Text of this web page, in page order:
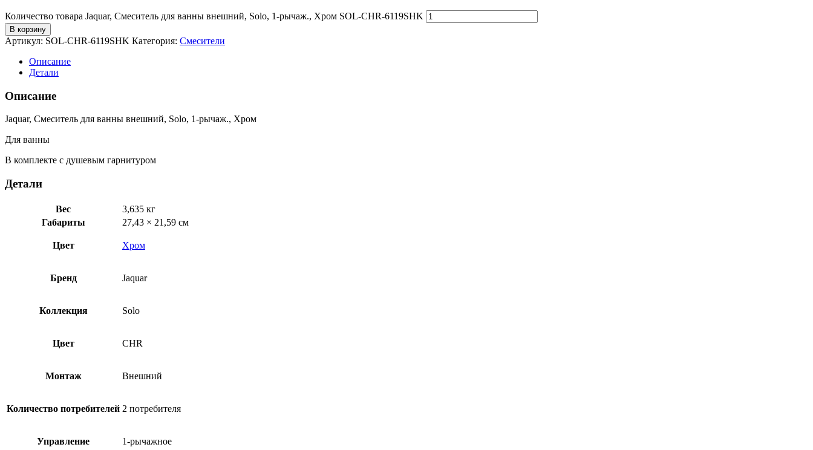
Количество товара Jaquar, Смеситель для ванны внешний, Solo, 1-рычаж., Хром SOL-CHR-6119SHK
В корзину
Артикул: SOL-CHR-6119SHK Категория: Смесители
Описание
Детали
Описание
Jaquar, Смеситель для ванны внешний, Solo, 1-рычаж., Хром
Для ванны
В комплекте с душевым гарнитуром
Детали
Вес
3,635 кг
Габариты
27,43 × 21,59 см
Цвет Хром
Бренд Jaquar
Коллекция Solo
Цвет CHR
Монтаж Внешний
Количество потребителей 2 потребителя
Управление 1-рычажное